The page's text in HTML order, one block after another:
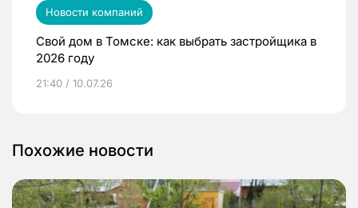
Новости компаний
Свой дом в Томске: как выбрать застройщика в
2026 году
21:40 / 10.07.26
Похожие новости